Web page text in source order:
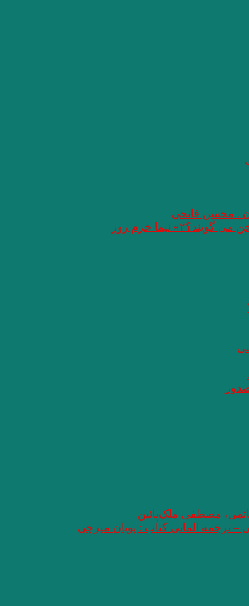
. محسن فاتحی
نیما خرم روز
مصطفی ملک‌پائین
– ترجمه المانی کتاب : پویان میرچی